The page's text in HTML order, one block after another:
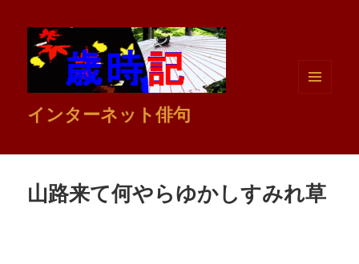
インターネット俳句
山路来て何やらゆかしすみれ草